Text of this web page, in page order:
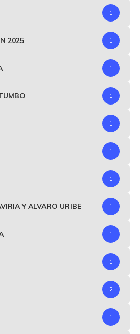
1
2025 1
1
1
1
1
1
Y ALVARO URIBE 1
1
1
2
1